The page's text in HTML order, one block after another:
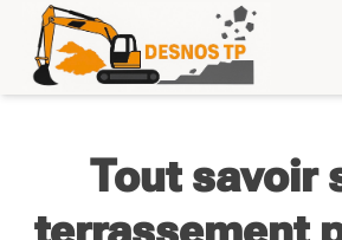
content
Tout savoir